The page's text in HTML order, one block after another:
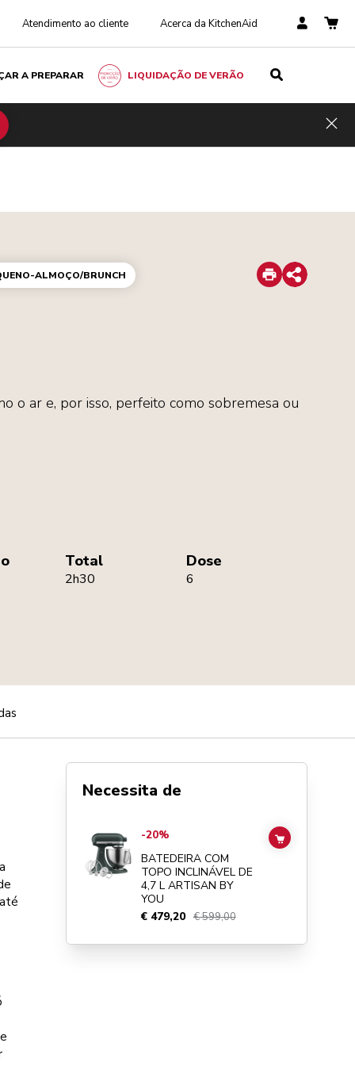
Atendimento ao cliente Acerca da KitchenAid
A PREPARAR LIQUIDAÇÃO DE VERÃO
ALMOÇO/BRUNCH Print
Share
o ar e, por isso, perfeito como sobremesa ou
Total
2h30
Dose
6
Necessita de
Go toBATEDEIRA COM TOPO INCLINÁVEL DE 4,7 L
-20%
BATEDEIRA COM
TOPO INCLINÁVEL DE
4,7 L ARTISAN BY
YOU
€ 479,20 € 599,00
ADD TO CART